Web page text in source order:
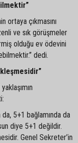
ortaya çıkmasını
ve sık görüşmeler
olduğu ev ödevini
dedi.
5+1 bağlamında da
diye 5+1 değildir.
Genel Sekreter’in